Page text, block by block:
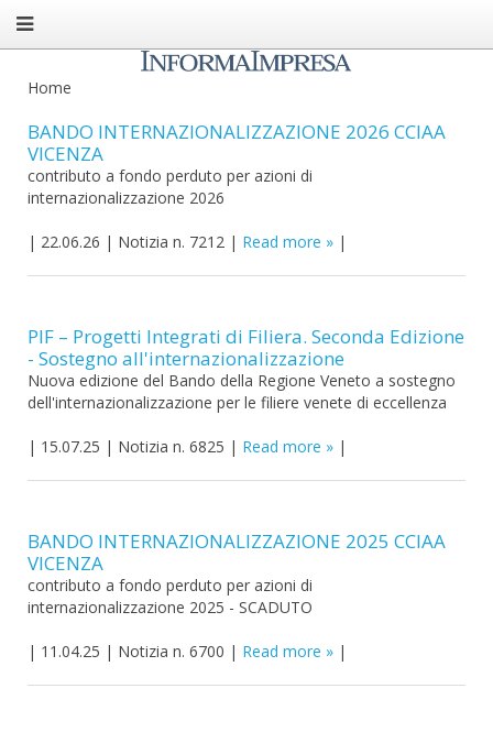
Home
BANDO INTERNAZIONALIZZAZIONE 2026 CCIAA
VICENZA
contributo a fondo perduto per azioni di
internazionalizzazione 2026
| 22.06.26 | Notizia n. 7212 | Read more |
PIF – Progetti Integrati di Filiera. Seconda Edizione
- Sostegno all'internazionalizzazione
Nuova edizione del Bando della Regione Veneto a sostegno
dell'internazionalizzazione per le filiere venete di eccellenza
| 15.07.25 | Notizia n. 6825 | Read more |
BANDO INTERNAZIONALIZZAZIONE 2025 CCIAA
VICENZA
contributo a fondo perduto per azioni di
internazionalizzazione 2025 - SCADUTO
| 11.04.25 | Notizia n. 6700 | Read more |